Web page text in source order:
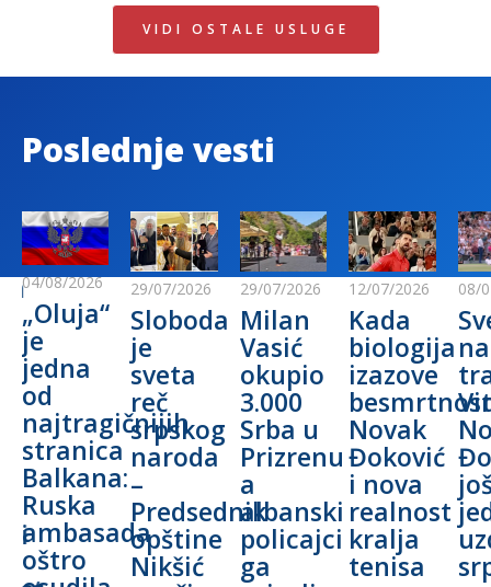
VIDI OSTALE USLUGE
Poslednje vesti
04/08/2026
„Oluja“
je
jedna
od
najtragičnijih
stranica
Balkana:
Ruska
ambasada
oštro
29/07/2026
Sloboda
je
sveta
reč
srpskog
naroda
–
Predsednik
opštine
Nikšić
29/07/2026
Milan
Vasić
okupio
3.000
Srba u
Prizrenu
a
albanski
policajci
ga
12/07/2026
Kada
biologija
izazove
Novak
Đoković
i nova
realnost
kralja
tenisa
08/
na